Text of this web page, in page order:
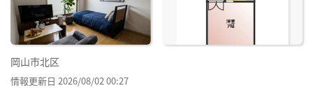
岡山市北区
情報更新日 2026/08/02 00:27